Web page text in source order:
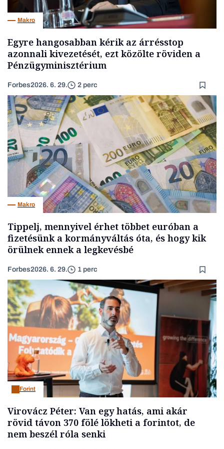
Makro
Egyre hangosabban kérik az árrésstop
azonnali kivezetését, ezt közölte röviden a
Pénzügyminisztérium
Forbes2026. 6. 29. 2 perc
Makro
Tippelj, mennyivel érhet többet euróban a
fizetésünk a kormányváltás óta, és hogy kik
örülnek ennek a legkevésbé
Forbes2026. 6. 29. 1 perc
Forint
Virovácz Péter: Van egy hatás, ami akár
rövid távon 370 fölé lökheti a forintot, de
nem beszél róla senki